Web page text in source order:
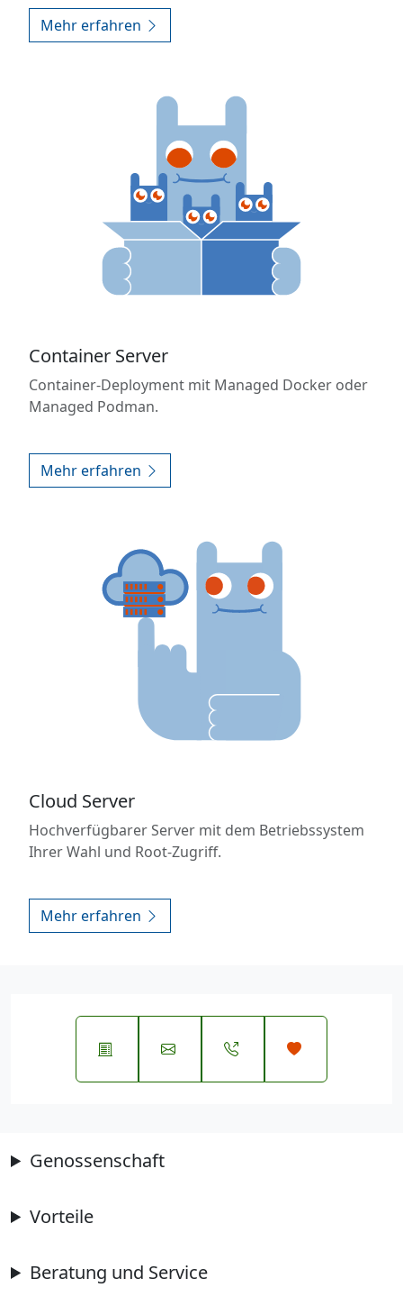
Mehr erfahren
Container Server
Container-Deployment mit Managed Docker oder
Managed Podman.
Mehr erfahren
Cloud Server
Hochverfügbarer Server mit dem Betriebssystem
Ihrer Wahl und Root-Zugriff.
Mehr erfahren
Genossenschaft
Vorteile
Beratung und Service